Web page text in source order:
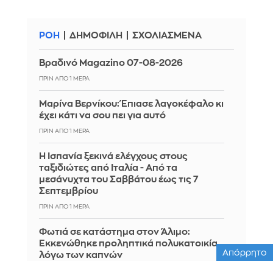
ΡΟΗ ΔΗΜΟΦΙΛΗ ΣΧΟΛΙΑΣΜΕΝΑ
Βραδινό Magazino 07-08-2026
ΠΡΙΝ ΑΠΌ 1 ΜΈΡΑ
Μαρίνα Βερνίκου: Έπιασε λαγοκέφαλο κι
έχει κάτι να σου πει για αυτό
ΠΡΙΝ ΑΠΌ 1 ΜΈΡΑ
Η Ισπανία ξεκινά ελέγχους στους
ταξιδιώτες από Ιταλία - Από τα
μεσάνυχτα του Σαββάτου έως τις 7
Σεπτεμβρίου
ΠΡΙΝ ΑΠΌ 1 ΜΈΡΑ
Φωτιά σε κατάστημα στον Άλιμο:
Εκκενώθηκε προληπτικά πολυκατοικία
λόγω των καπνών
Απόρρητο